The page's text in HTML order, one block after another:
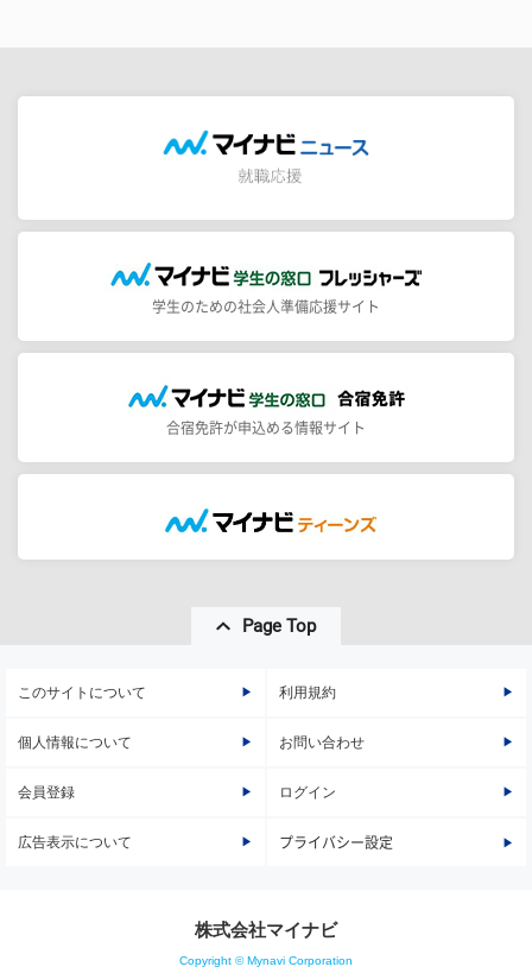
学生のための社会人準備応援サイト
合宿免許が申込める情報サイト
Page Top
このサイトについて 利用規約
個人情報について お問い合わせ
会員登録 ログイン
広告表示について プライバシー設定
株式会社マイナビ
Copyright © Mynavi Corporation